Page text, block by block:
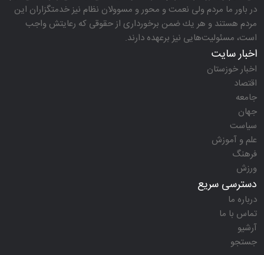
در باور ما مردم ولی نعمت و محور و مسوولان نظام نیز خدمتگزاران این
مردم هستند و هر یك ضمن برخورداری از حقوقی كه رعایتش واجب
است، مسئولیت‌هایی نیز برعهده دارند.
اخبار سایت
اخبار خوزستان
اقتصاد
جامعه
جهان
سیاست
علم و آموزش
فرهنگ
ورزش
دسترسی سریع
درباره ما
تماس با ما
آرشیو
جستجو